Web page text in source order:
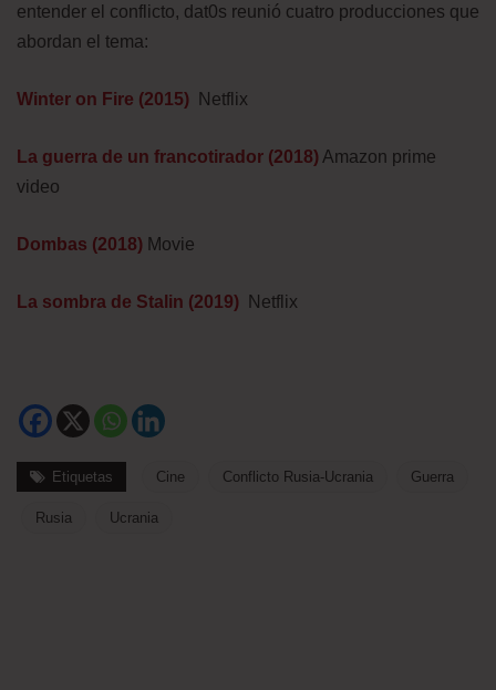
entender el conflicto, dat0s reunió cuatro producciones que
abordan el tema:
Winter on Fire (2015) Netflix
La guerra de un francotirador (2018)Amazon prime
video
Dombas (2018) Movie
La sombra de Stalin (2019) Netflix
Etiquetas Cine Conflicto Rusia-Ucrania Guerra
Rusia Ucrania